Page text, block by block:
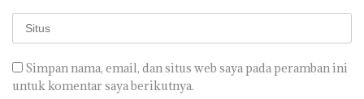
Simpan nama, email, dan situs web saya pada peramban ini
untuk komentar saya berikutnya.